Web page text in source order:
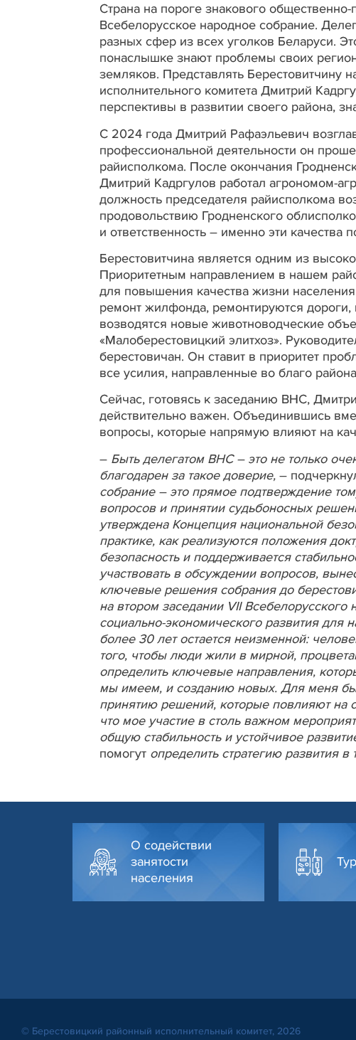
Страна на пороге знакового общественно-
Всебелорусское народное собрание.
разных сфер из всех уголков Беларуси.
понаслышке знают проблемы своих
земляков. Представлять Берестовитчину
исполнительного комитета Дмитрий
перспективы в развитии своего района,
С 2024 года Дмитрий Рафаэльевич
профессиональной деятельности он
райисполкома. После окончания
Дмитрий Кадргулов работал агрономом-
должность председателя райисполкома
продовольствию Гродненского
и ответственность – именно эти
Берестовитчина является одним из
Приоритетным направлением в нашем
для повышения качества жизни
ремонт жилфонда, ремонтируются дороги,
возводятся новые животноводческие
«Малоберестовицкий элитхоз».
берестовичан. Он ставит в приоритет
все усилия, направленные во благо
Сейчас, готовясь к заседанию ВНС,
действительно важен. Объединившись
вопросы, которые напрямую влияют на
– Быть делегатом ВНС – это не только
благодарен за такое доверие, –
собрание – это прямое подтверждение
вопросов и принятии судьбоносных
утверждена Концепция национальной
практике, как реализуются положения
безопасность и поддерживается
участвовать в обсуждении вопросов,
ключевые решения собрания до
на втором заседании VII
социально-экономического развития для
более 30 лет остается неизменной:
того, чтобы люди жили в мирной,
определить ключевые направления,
мы имеем, и созданию новых. Для меня
принятию решений, которые повлияют на
что мое участие в столь важном
общую стабильность и устойчивое
помогут определить стратегию развития
О содействии
занятости
населения
© Берестовицкий районный исполнительный комитет, 2026